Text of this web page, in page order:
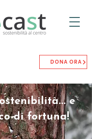
DONA ORA
e
di fortuna!